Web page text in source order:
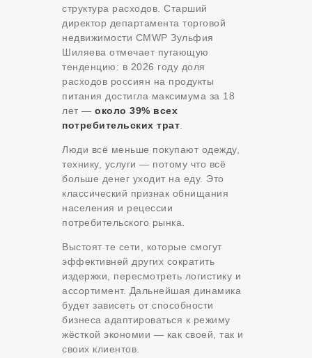
структура расходов. Старший
директор департамента торговой
недвижимости CMWP Зульфия
Шиляева отмечает пугающую
тенденцию: в 2026 году доля
расходов россиян на продукты
питания достигла максимума за 18
лет — около 39% всех
потребительских трат
Люди всё меньше покупают одежду,
технику, услуги — потому что всё
больше денег уходит на еду. Это
классический признак обнищания
населения и рецессии
потребительского рынка.
Выстоят те сети, которые смогут
эффективней других сократить
издержки, пересмотреть логистику и
ассортимент. Дальнейшая динамика
будет зависеть от способности
бизнеса адаптироваться к режиму
жёсткой экономии — как своей, так и
своих клиентов.